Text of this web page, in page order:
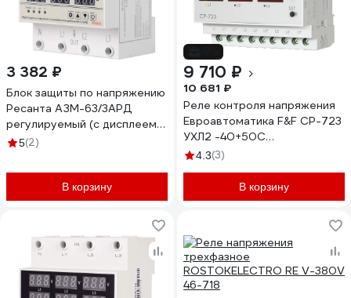
3 382 ₽
Блок защиты по напряжению
Ресанта АЗМ-63/3АРД
регулируемый (с дисплеем)
61/22/33
5(2)
В корзину
9 710 ₽
10 681 ₽
Реле контроля напряжения
Евроавтоматика F&F CP-723
УХЛ2 -40+50С
EA04.009.019
4.3(3)
В корзину